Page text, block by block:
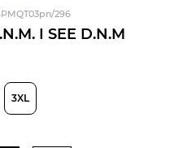
I SEE D.N.M
296
3XL